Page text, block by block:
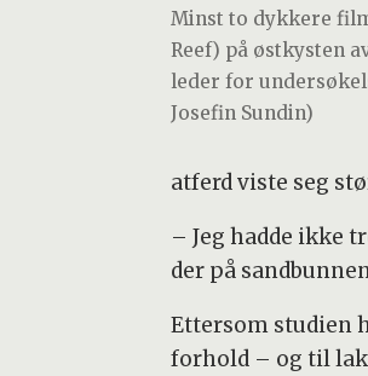
Minst to dykkere
Reef) på østkysten
leder for
Josefin Sundin)
atferd viste seg
– Jeg hadde ikke
der på
Ettersom studien
forhold – og til